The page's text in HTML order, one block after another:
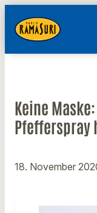
Keine
Pfefferspray
18. November